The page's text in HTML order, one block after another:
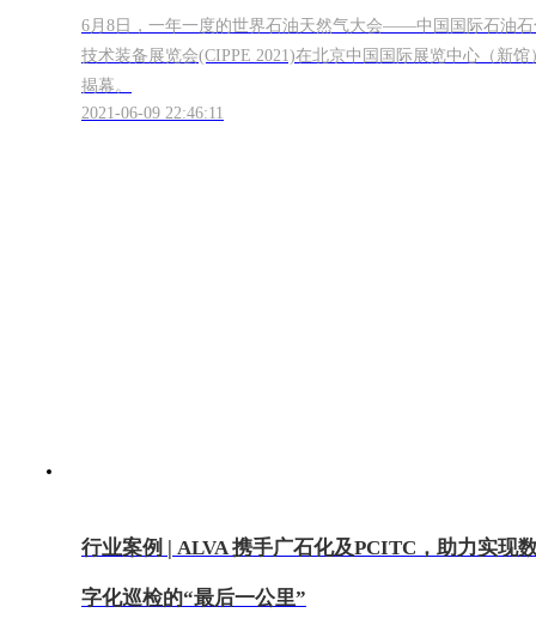
6月8日，一年一度的世界石油天然气大会——中国国际石油石
技术装备展览会(CIPPE 2021)在北京中国国际展览中心（新馆
揭幕。
2021-06-09 22:46:11
行业案例 | ALVA 携手广石化及PCITC，助力实现
字化巡检的“最后一公里”